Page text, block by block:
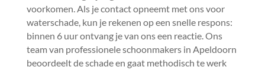
voorkomen.​ Als je contact opneemt met ons voor
waterschade, kun je rekenen op een snelle respons:
binnen 6 uur ontvang je van ons een reactie.​ Ons
team van professionele schoonmakers in Apeldoorn
beoordeelt de schade en gaat methodisch te werk